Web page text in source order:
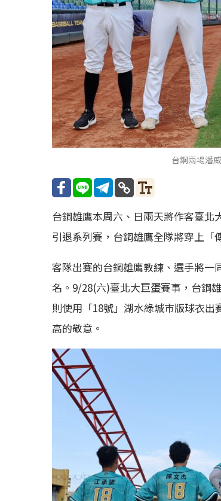
台鋼兩場潘
台鋼雄鷹本周六、日兩天將作客臺北
引退系列賽，台鋼雄鷹全隊將穿上「
客隊出賽的台鋼雄鷹教練、選手將一
名。9/28(六)臺北大巨蛋賽事，台鋼
則使用「18號」湖水綠城市版球衣
高的敬意。